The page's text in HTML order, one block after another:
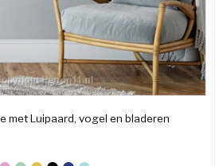
met Luipaard, vogel en bladeren